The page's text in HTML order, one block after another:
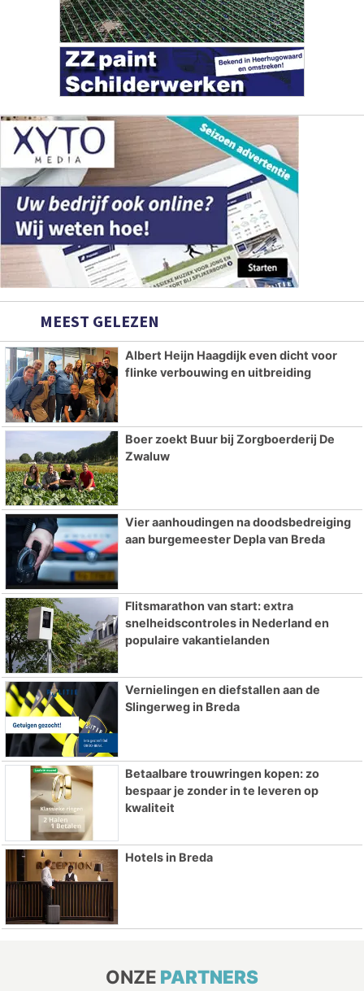
MEEST GELEZEN
Albert Heijn Haagdijk even dicht voor
flinke verbouwing en uitbreiding
Boer zoekt Buur bij Zorgboerderij De
Zwaluw
Vier aanhoudingen na doodsbedreiging
aan burgemeester Depla van Breda
Flitsmarathon van start: extra
snelheidscontroles in Nederland en
populaire vakantielanden
Vernielingen en diefstallen aan de
Slingerweg in Breda
Betaalbare trouwringen kopen: zo
bespaar je zonder in te leveren op
kwaliteit
Hotels in Breda
ONZE PARTNERS